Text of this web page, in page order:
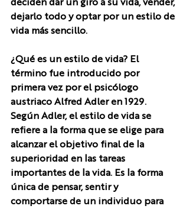
deciden dar un giro a su vida, vender,
dejarlo todo y optar por un estilo de
vida más sencillo.
¿Qué es un estilo de vida? El
término fue introducido por
primera vez por el psicólogo
austriaco Alfred Adler en 1929.
Según Adler, el estilo de vida se
refiere a la forma que se elige para
alcanzar el objetivo final de la
superioridad en las tareas
importantes de la vida. Es la forma
única de pensar, sentir y
comportarse de un individuo para